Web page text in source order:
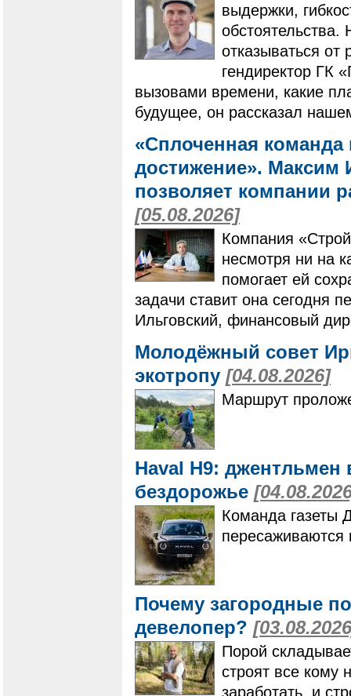
выдержки,
обстоятельства.
отказываться от
гендиректор ГК
вызовами времени, какие
будущее, он рассказал
«Сплоченная
достижение». Максим
позволяет компании
[05.08.2026]
Компания
несмотря ни на
помогает ей
задачи ставит она сегодня
Ильговский, финансовый
Молодёжный совет
экотропу [04.08.2026]
Маршрут
Haval H9: джентльмен
бездорожье
Команда газеты
пересаживаются
Почему загородные
девелопер?
Порой
строят все
заработать, и